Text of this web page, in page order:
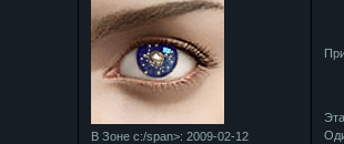
В Зоне с:/span>: 2009-02-12